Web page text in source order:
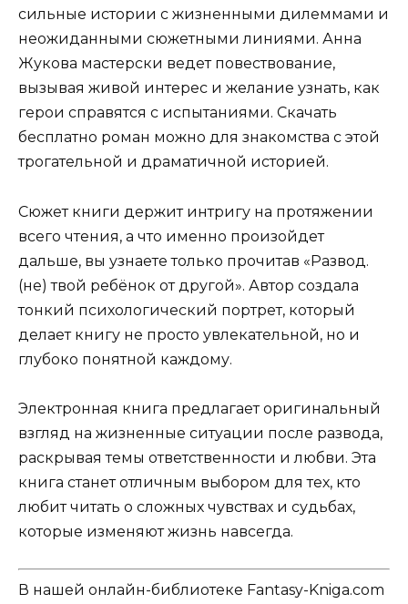
сильные истории с жизненными дилеммами и
неожиданными сюжетными линиями. Анна
Жукова мастерски ведет повествование,
вызывая живой интерес и желание узнать, как
герои справятся с испытаниями. Скачать
бесплатно роман можно для знакомства с этой
трогательной и драматичной историей.
Сюжет книги держит интригу на протяжении
всего чтения, а что именно произойдет
дальше, вы узнаете только прочитав «Развод.
(не) твой ребёнок от другой». Автор создала
тонкий психологический портрет, который
делает книгу не просто увлекательной, но и
глубоко понятной каждому.
Электронная книга предлагает оригинальный
взгляд на жизненные ситуации после развода,
раскрывая темы ответственности и любви. Эта
книга станет отличным выбором для тех, кто
любит читать о сложных чувствах и судьбах,
которые изменяют жизнь навсегда.
В нашей онлайн-библиотеке Fantasy-Kniga.com